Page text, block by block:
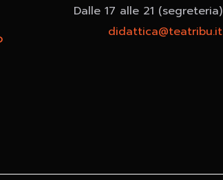
Dalle 17 alle 21 (segreteria)
didattica@teatribu.it